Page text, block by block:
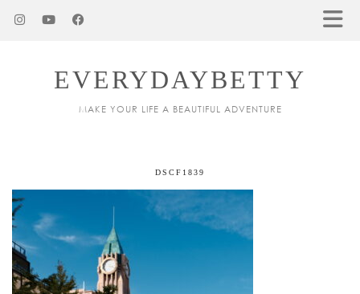
EVERYDAYBETTY
MAKE YOUR LIFE A BEAUTIFUL ADVENTURE
DSCF1839